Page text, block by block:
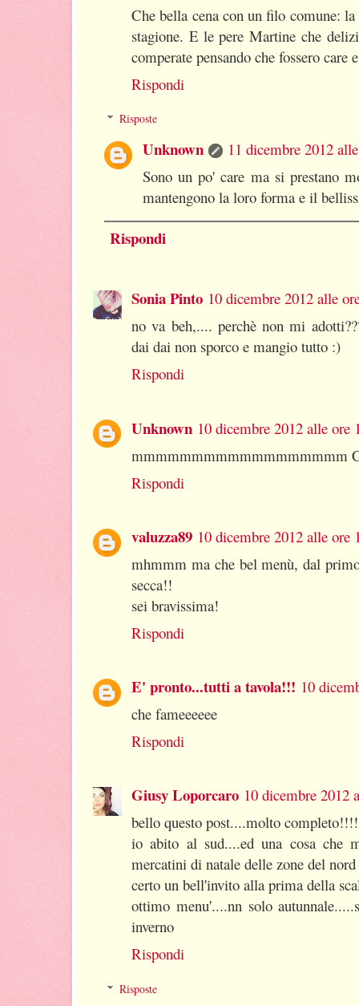
Che bella cena con un filo comune:
stagione. E le pere Martine che
comperate pensando che fossero care
Rispondi
Risposte
Unknown
11 dicembre 2012
Sono un po' care ma si prestano
mantengono la loro forma e il
Rispondi
Sonia Pinto 10 dicembre 2012 alle
no va beh,.... perchè non mi
dai dai non sporco e mangio tutto :)
Rispondi
Unknown 10 dicembre 2012 alle ore
mmmmmmmmmmmmmmmmmm
Rispondi
valuzza89 10 dicembre 2012 alle ore
mhmmm ma che bel menù, dal
secca!!
sei bravissima!
Rispondi
E' pronto...tutti a tavola!!! 10
che fameeeeee
Rispondi
Giusy Loporcaro 10 dicembre 2012
bello questo post....molto completo!!!!
io abito al sud....ed una cosa che
mercatini di natale delle zone del
certo un bell'invito alla prima della
ottimo menu'....nn solo
inverno
Rispondi
Risposte